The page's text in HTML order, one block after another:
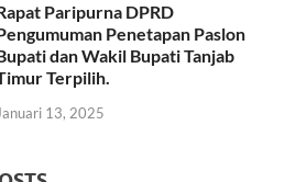
Paripurna DPRD
Penetapan Paslon
dan Wakil Bupati Tanjab
Terpilih.
13, 2025